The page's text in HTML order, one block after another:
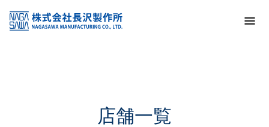
KSS加盟店・取扱店情報
店舗一覧
店舗一覧